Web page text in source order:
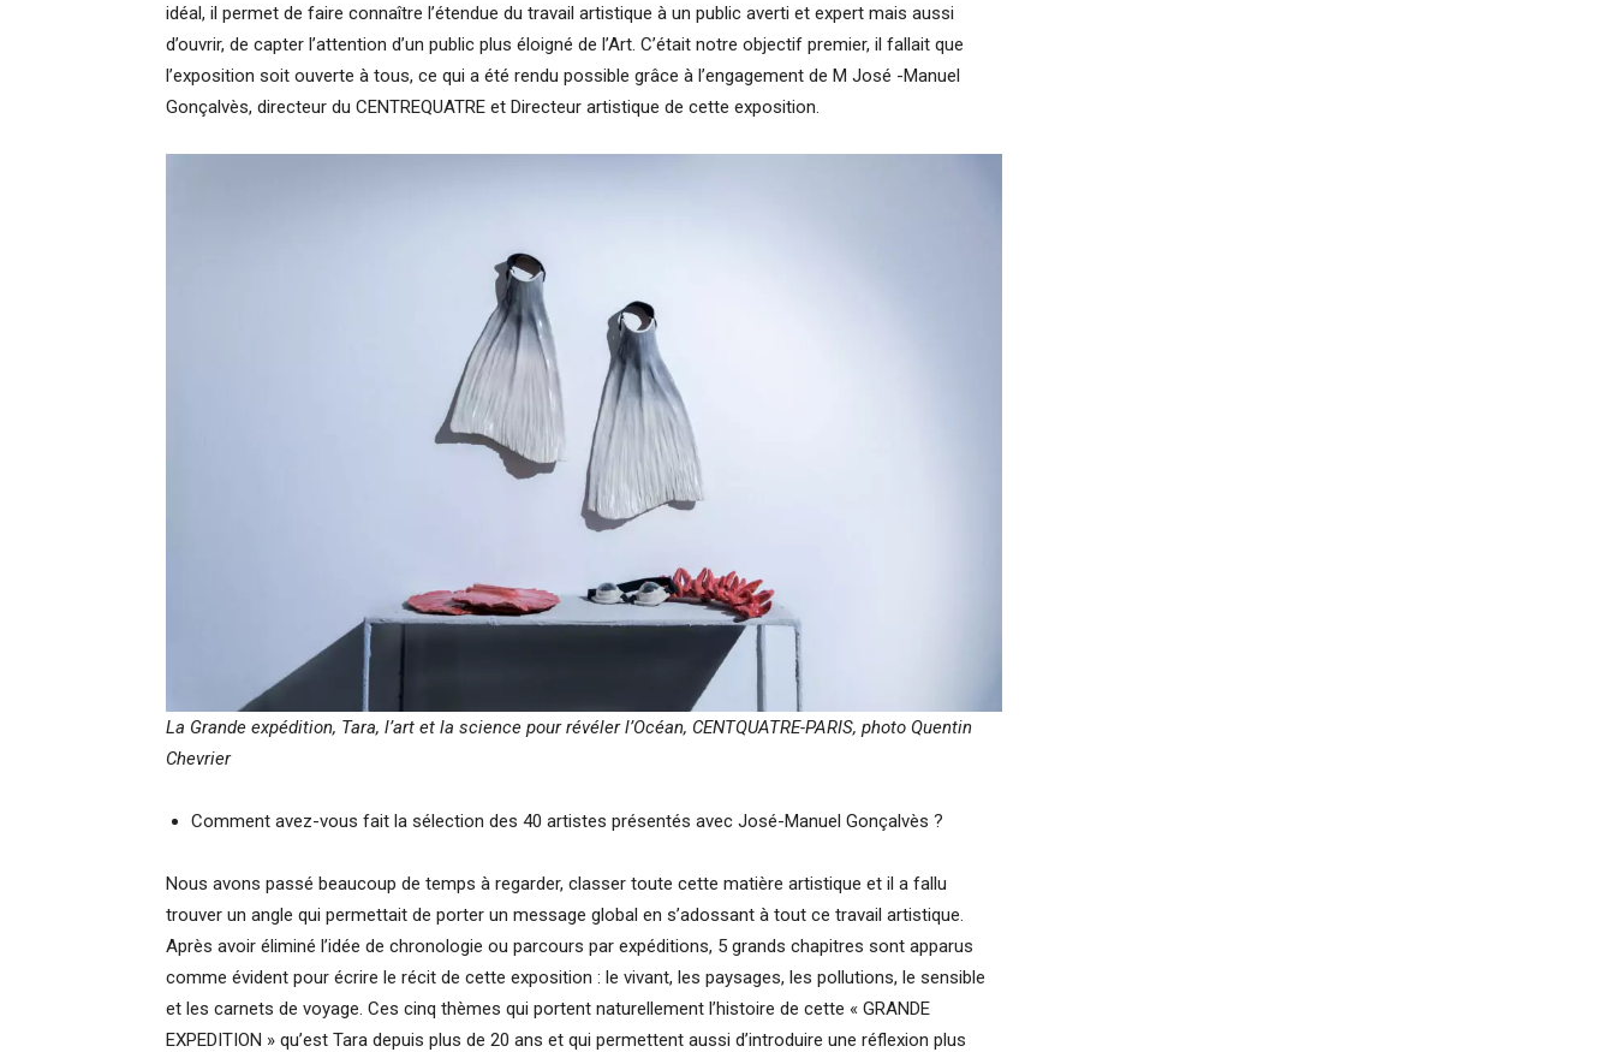
idéal, il permet de faire connaître l’étendue du travail artistique à un public averti et expert mais aussi
d’ouvrir, de capter l’attention d’un public plus éloigné de l’Art. C’était notre objectif premier, il fallait que
l’exposition soit ouverte à tous, ce qui a été rendu possible grâce à l’engagement de M José -Manuel
Gonçalvès, directeur du CENTREQUATRE et Directeur artistique de cette exposition.
La Grande expédition, Tara, l’art et la science pour révéler l’Océan, CENTQUATRE-PARIS, photo Quentin
Chevrier
Comment avez-vous fait la sélection des 40 artistes présentés avec José-Manuel Gonçalvès ?
Nous avons passé beaucoup de temps à regarder, classer toute cette matière artistique et il a fallu
trouver un angle qui permettait de porter un message global en s’adossant à tout ce travail artistique.
Après avoir éliminé l’idée de chronologie ou parcours par expéditions, 5 grands chapitres sont apparus
comme évident pour écrire le récit de cette exposition : le vivant, les paysages, les pollutions, le sensible
et les carnets de voyage. Ces cinq thèmes qui portent naturellement l’histoire de cette « GRANDE
EXPEDITION » qu’est Tara depuis plus de 20 ans et qui permettent aussi d’introduire une réflexion plus